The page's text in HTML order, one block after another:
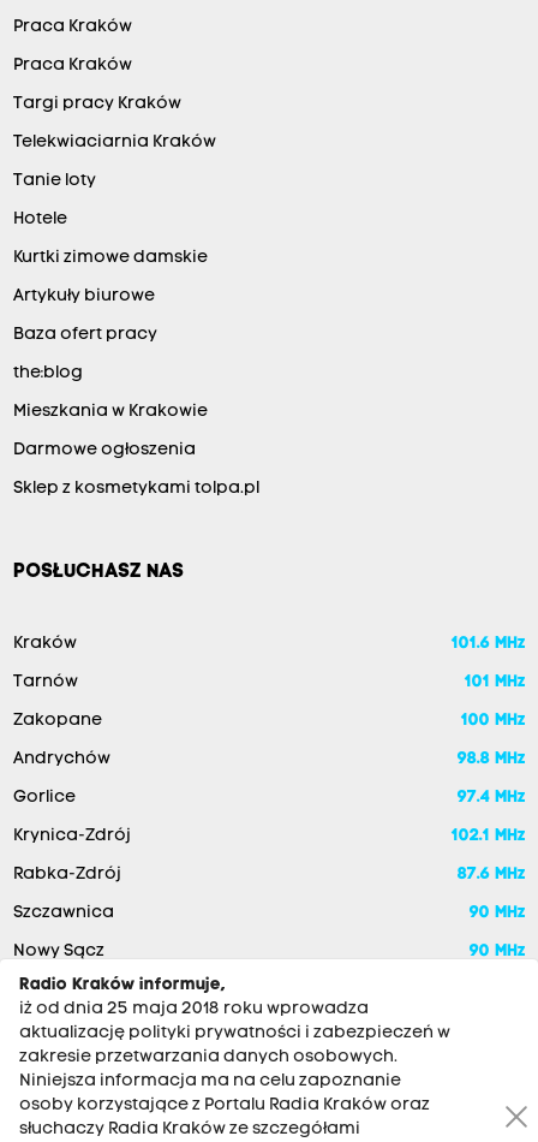
i
a
m
i
r
e
j
e
n
e
s
o
w
i
ą
z
a
g
r
o
ż
Praca Kraków
Praca Kraków
Targi pracy Kraków
Telekwiaciarnia Kraków
Tanie loty
Hotele
Kurtki zimowe damskie
Artykuły biurowe
Baza ofert pracy
the:blog
Mieszkania w Krakowie
Darmowe ogłoszenia
Sklep z kosmetykami tolpa.pl
POSŁUCHASZ NAS
Kraków 101.6 MHz
Tarnów 101 MHz
Zakopane 100 MHz
Andrychów 98.8 MHz
Gorlice 97.4 MHz
Krynica-Zdrój 102.1 MHz
Rabka-Zdrój 87.6 MHz
Szczawnica 90 MHz
Nowy Sącz
90 MHz
Radio Kraków informuje,
iż od dnia 25 maja 2018 roku wprowadza
aktualizację polityki prywatności i zabezpieczeń w
zakresie przetwarzania danych osobowych.
Niniejsza informacja ma na celu zapoznanie
osoby korzystające z Portalu Radia Kraków oraz
słuchaczy Radia Kraków ze szczegółami